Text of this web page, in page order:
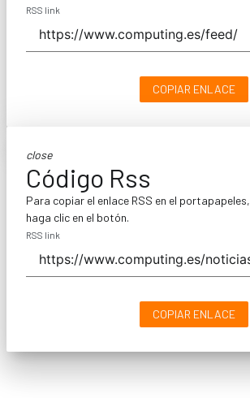
RSS link
COPIAR ENLACE
close
Código Rss
Para copiar el enlace RSS en el portapapeles,
haga clic en el botón.
RSS link
COPIAR ENLACE